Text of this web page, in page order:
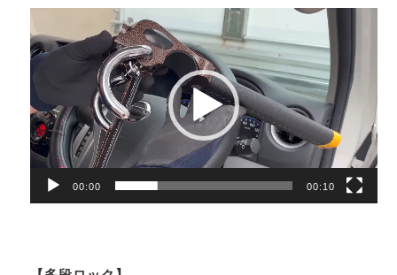
プ
レ
00:00 00:10